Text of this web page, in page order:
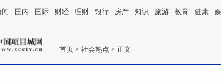
闻 国内 国际 财经 理财 银行 房产 知识 旅游 教育 健康
首页 > 社会热点 > 正文